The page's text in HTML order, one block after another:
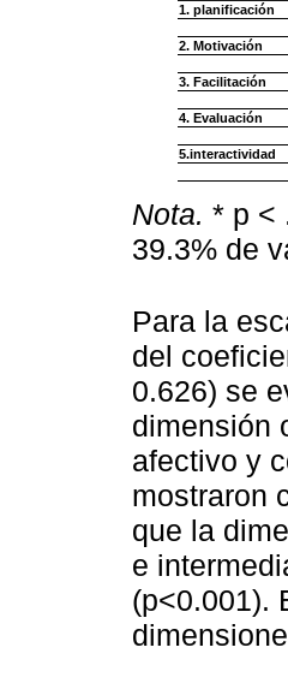
1. planificación
2. Motivación
3. Facilitación
4. Evaluación
5.interactividad
Nota. * p <
39.3% de
Para la
del
0.626) se
dimensión
afectivo y
mostraron
que la
e
(p<0.001).